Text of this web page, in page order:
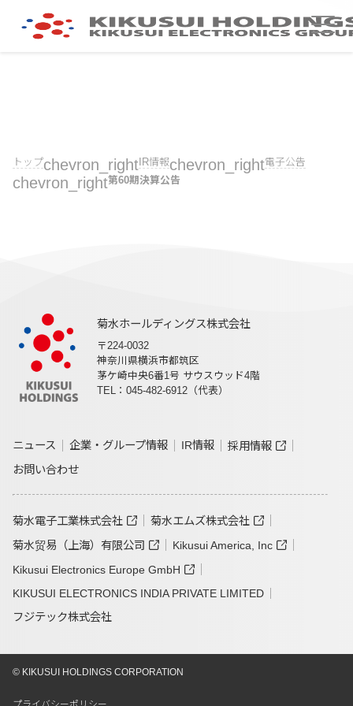
トップchevron_right IR情報chevron_right電子公告
chevron_right第60期決算公告
菊水ホールディングス株式会社
〒224-0032
神奈川県横浜市都筑区
茅ケ崎中央6番1号 サウスウッド4階
TEL：045-482-6912（代表）
ニュース 企業・グループ情報 IR情報
採用情報
お問い合わせ
菊水電子工業株式会社
菊水エムズ株式会社
菊水贸易（上海）有限公司
Kikusui America, Inc
Kikusui Electronics Europe GmbH
KIKUSUI ELECTRONICS INDIA PRIVATE LIMITED
フジテック株式会社
© KIKUSUI HOLDINGS CORPORATION